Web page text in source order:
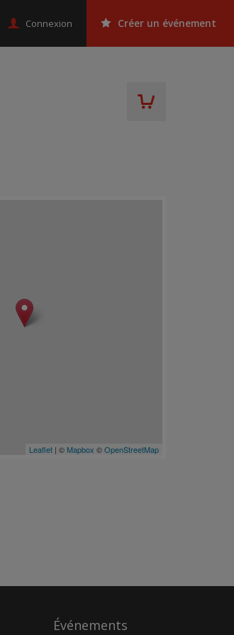
Connexion Créer un événement
Leaflet | © Mapbox ©OpenStreetMap
Événements